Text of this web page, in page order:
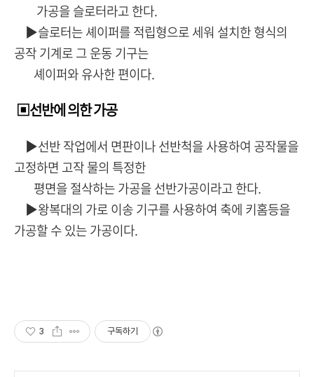
가공을 슬로터라고 한다.
▶슬로터는 셰이퍼를 적립형으로 세워 설치한 형식의
공작 기계로 그 운동 기구는
셰이퍼와 유사한 편이다.
▣선반에 의한 가공
▶선반 작업에서 면판이나 선반척을 사용하여 공작물을
고정하면 고작 물의 특정한
평면을 절삭하는 가공을 선반가공이라고 한다.
▶왕복대의 가로 이송 기구를 사용하여 축에 키홈등을
가공할 수 있는 가공이다.
3 구독하기